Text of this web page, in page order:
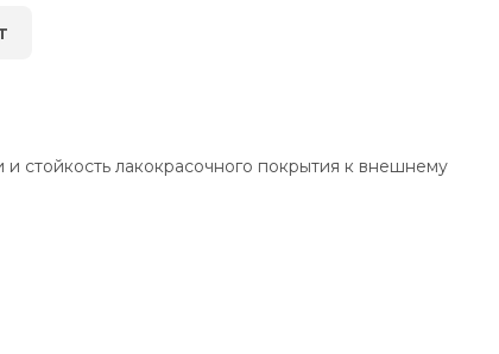
стойкость лакокрасочного покрытия к внешнему